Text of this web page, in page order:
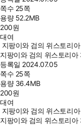
쪽수 25쪽
용량 52.2MB
200원
대여
지팡이와 검의 위스토리
지팡이와 검의 위스토리아
등록일 2024.07.05
쪽수 25쪽
용량 36.4MB
200원
대여
지팡이와 검의 위스토리
지팡이와 검의 위스토리아